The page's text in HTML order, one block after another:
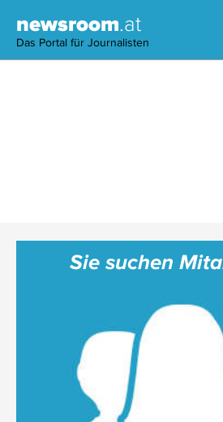
newsroom.at
Das Portal für Journalisten
Sie suchen